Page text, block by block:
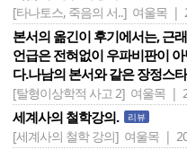
[타나토스, 죽음의 서..] 여울목 |
본서의 옮긴이 후기에서는, 근
언급은 전혀없이 우파비판이
다.나남의 본서와 같은 장정스
[탈형이상학적 사고 2] 여울목 |
세계사의 철학강의. 리뷰
[세계사의 철학 강의] 여울목 |